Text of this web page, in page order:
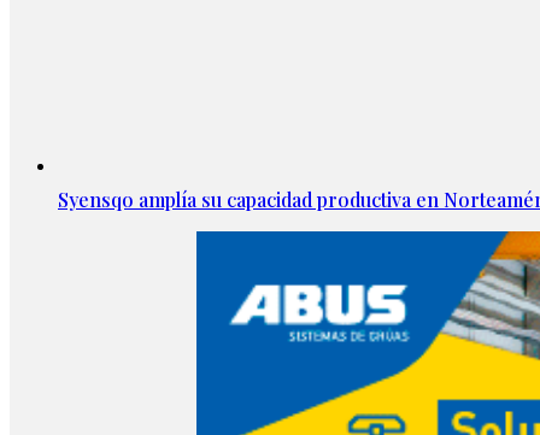
Syensqo amplía su capacidad productiva en